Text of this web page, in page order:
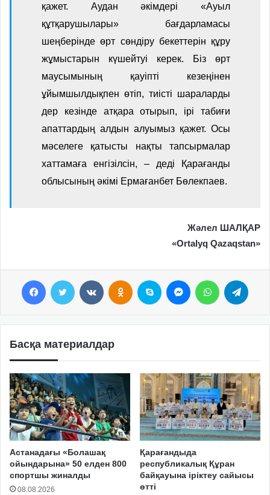
қажет. Аудан әкімдері «Ауыл
құтқарушылары» бағдарламасы
шеңберінде өрт сөндіру бекеттерін құру
жұмыстарын күшейтуі керек. Біз өрт
маусымының қауіпті кезеңінен
ұйымшылдықпен өтіп, тиісті шараларды
дер кезіндеатқара отырып, ірі табиғи
апаттардың алдын алуымыз қажет. Осы
мәселеге қатысты нақты тапсырмалар
хаттамаға енгізілсін, – деді Қарағанды
облысының әкімі Ермағанбет Бөлекпаев.
Жәлел ШАЛҚАР
«Ortalyq Qazaqstan»
Басқа материалдар
Астанадағы «Болашақ
ойындарына» 50 елден 800
спортшы жиналды
08.08.2026
Қарағандыда
республикалық Құран
байқауына іріктеу сайысы
өтті